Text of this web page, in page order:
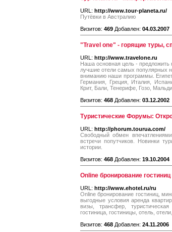
URL: http://www.tour-planeta.ru/
Путёвки в Австралию
Визитов: 469 Добавлен: 04.03.2007
"Travel one" - горящие туры,
URL: http://www.travelone.ru
Наша основная цель - предложить
лучшие отели самых популярных
вниманию наши программы.
Германия, Греция, Италия,
Крит, Бали, Тенерифе, Гозо,
Визитов: 468 Добавлен: 03.12.2002
Туристические Форумы:
URL: http://phorum.tourua.com/
Свободный обмен
встречи попутчиков. Новинки
истории.
Визитов: 468 Добавлен: 19.10.2004
Online бронирование
URL: http://www.ehotel.ru/ru
Online бронирование гостиниц,
выгодные условия аренда
визы, трансфер,
гостиница, гостиницы, отель,
Визитов: 468 Добавлен: 24.11.2006